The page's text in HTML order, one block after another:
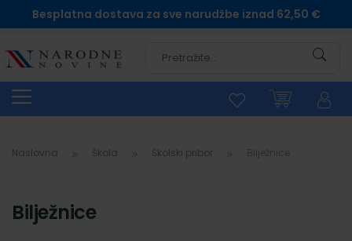
Besplatna dostava za sve narudžbe iznad 62,50 €
Naslovna Škola Školski pribor
Bilježnice